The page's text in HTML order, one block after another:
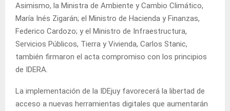
Asimismo, la Ministra de Ambiente y Cambio Climático,
María Inés Zigarán; el Ministro de Hacienda y Finanzas,
Federico Cardozo; y el Ministro de Infraestructura,
Servicios Públicos, Tierra y Vivienda, Carlos Stanic,
también firmaron el acta compromiso con los principios
de IDERA.
La implementación de la IDEjuy favorecerá la libertad de
acceso a nuevas herramientas digitales que aumentarán